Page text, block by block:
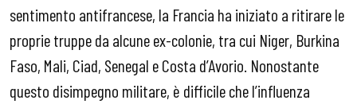
sentimento antifrancese, la Francia ha iniziato a ritirare le
proprie truppe da alcune ex-colonie, tra cui Niger, Burkina
Faso, Mali, Ciad, Senegal e Costa d’Avorio. Nonostante
questo disimpegno militare, è difficile che l’influenza